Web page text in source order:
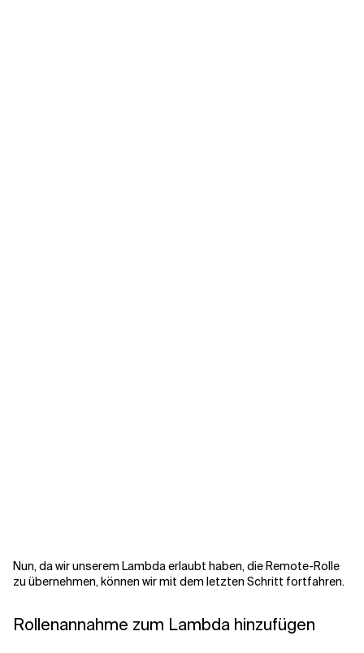
Nun, da wir unserem Lambda erlaubt haben, die Remote-Rolle
zu übernehmen, können wir mit dem letzten Schritt fortfahren.
Rollenannahme zum Lambda hinzufügen